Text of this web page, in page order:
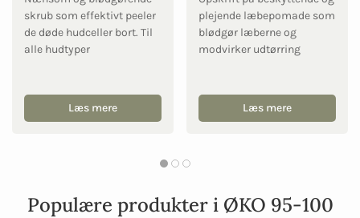
skrub som effektivt peeler
de døde hudceller bort. Til
alle hudtyper
Læs mere
plejende læbepomade som
blødgør læberne og
modvirker udtørring
Læs mere
Populære produkter i ØKO 95-100